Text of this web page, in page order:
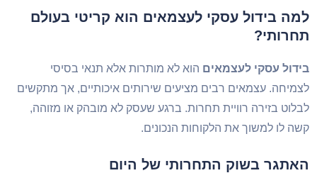
למה בידול עסקי לעצמאים הוא קריטי בעולם
תחרותי?
בידול עסקי לעצמאים הוא לא מותרות אלא תנאי בסיסי
לצמיחה. עצמאים רבים מציעים שירותים איכותיים, אך מתקשים
לבלוט בזירה רוויית תחרות. ברגע שעסק לא מובהק או מזוהה,
קשה לו למשוך את הלקוחות הנכונים.
האתגר בשוק התחרותי של היום